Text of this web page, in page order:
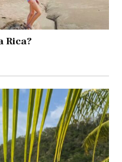
Rica?